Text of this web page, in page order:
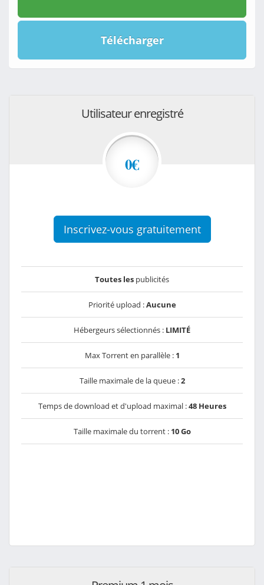
Télécharger
Utilisateur enregistré
0€
Inscrivez-vous gratuitement
Toutes les publicités
Priorité upload :Aucune
Hébergeurs sélectionnés : LIMITÉ
Max Torrent en parallèle : 1
Taille maximale de la queue :2
Temps de download et d'upload maximal :48 Heures
Taille maximale du torrent : 10 Go